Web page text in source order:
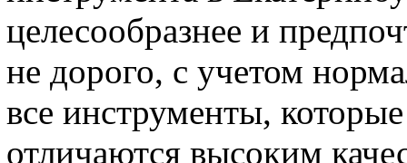
целесообразнее и
не дорого, с учетом
все инструменты,
отличаются высоким